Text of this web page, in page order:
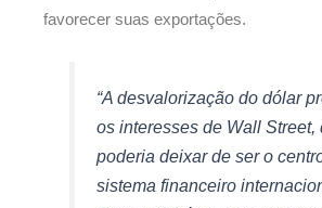
favorecer suas exportações.
“A desvalorização do dólar
os interesses de Wall Street,
poderia deixar de ser o
sistema financeiro